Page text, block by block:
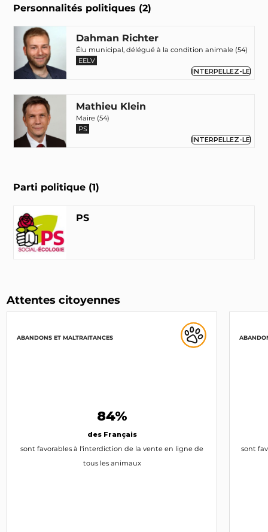
Personnalités politiques (2)
Dahman Richter
Élu municipal, délégué à la condition animale (54)
EELV
INTERPELLEZ-LE
Mathieu Klein
Maire (54)
PS
INTERPELLEZ-LE
Parti politique (1)
PS
Attentes citoyennes
ABANDONS ET MALTRAITANCES
84%
des Français
sont favorables à l'interdiction de la vente en ligne de
tous les animaux
sont